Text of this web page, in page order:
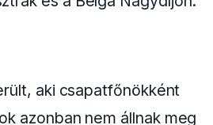
vele, hogy a
Hogy melyek